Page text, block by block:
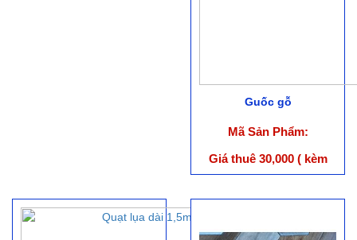
Guốc gỗ
Mã Sản Phẩm:
Giá thuê 30,000 ( kèm
trang phục )